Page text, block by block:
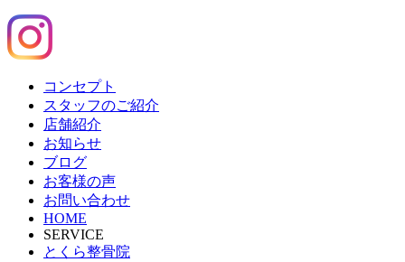
コンセプト
スタッフのご紹介
店舗紹介
お知らせ
ブログ
お客様の声
お問い合わせ
HOME
SERVICE
とくら整骨院